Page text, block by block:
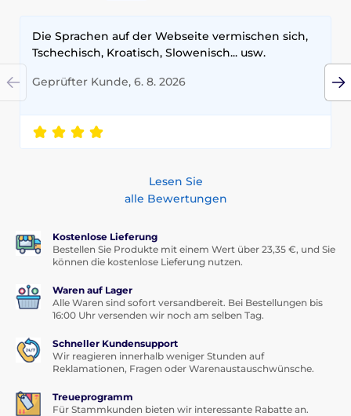
Die Sprachen auf der Webseite vermischen sich,
Tschechisch, Kroatisch, Slowenisch... usw.
Geprüfter Kunde, 6. 8. 2026
Lesen Sie
alle Bewertungen
Kostenlose Lieferung
Bestellen Sie Produkte mit einem Wert über 23,35 €, und Sie
können die kostenlose Lieferung nutzen.
Waren auf Lager
Alle Waren sind sofort versandbereit. Bei Bestellungen bis
16:00 Uhr versenden wir noch am selben Tag.
Schneller Kundensupport
Wir reagieren innerhalb weniger Stunden auf
Reklamationen, Fragen oder Warenaustauschwünsche.
Treueprogramm
Für Stammkunden bieten wir interessante Rabatte an.